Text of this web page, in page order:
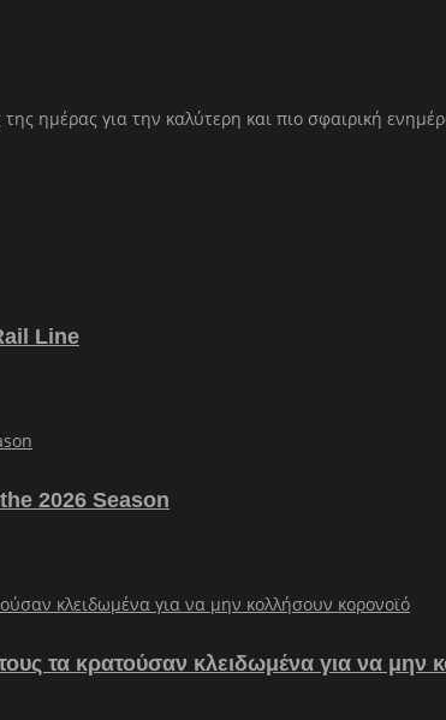
ημέρας για την καλύτερη και πιο σφαιρική
Line
2026 Season
τα κρατούσαν κλειδωμένα για να μην